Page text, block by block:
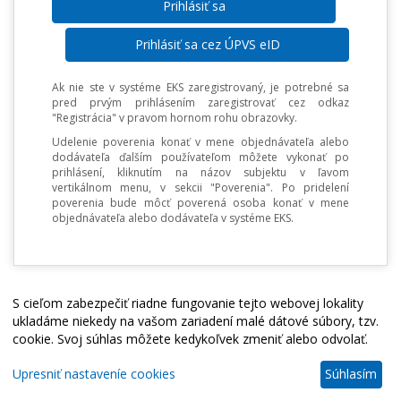
Prihlásiť sa cez ÚPVS eID
Ak nie ste v systéme EKS zaregistrovaný, je potrebné sa
pred prvým prihlásením zaregistrovať cez odkaz
"Registrácia" v pravom hornom rohu obrazovky.
Udelenie poverenia konať v mene objednávateľa alebo
dodávateľa ďalším používateľom môžete vykonať po
prihlásení, kliknutím na názov subjektu v ľavom
vertikálnom menu, v sekcii "Poverenia". Po pridelení
poverenia bude môcť poverená osoba konať v mene
objednávateľa alebo dodávateľa v systéme EKS.
S cieľom zabezpečiť riadne fungovanie tejto webovej lokality
ukladáme niekedy na vašom zariadení malé dátové súbory, tzv.
cookie. Svoj súhlas môžete kedykoľvek zmeniť alebo odvolať.
Upresniť nastaveníe cookies Súhlasím